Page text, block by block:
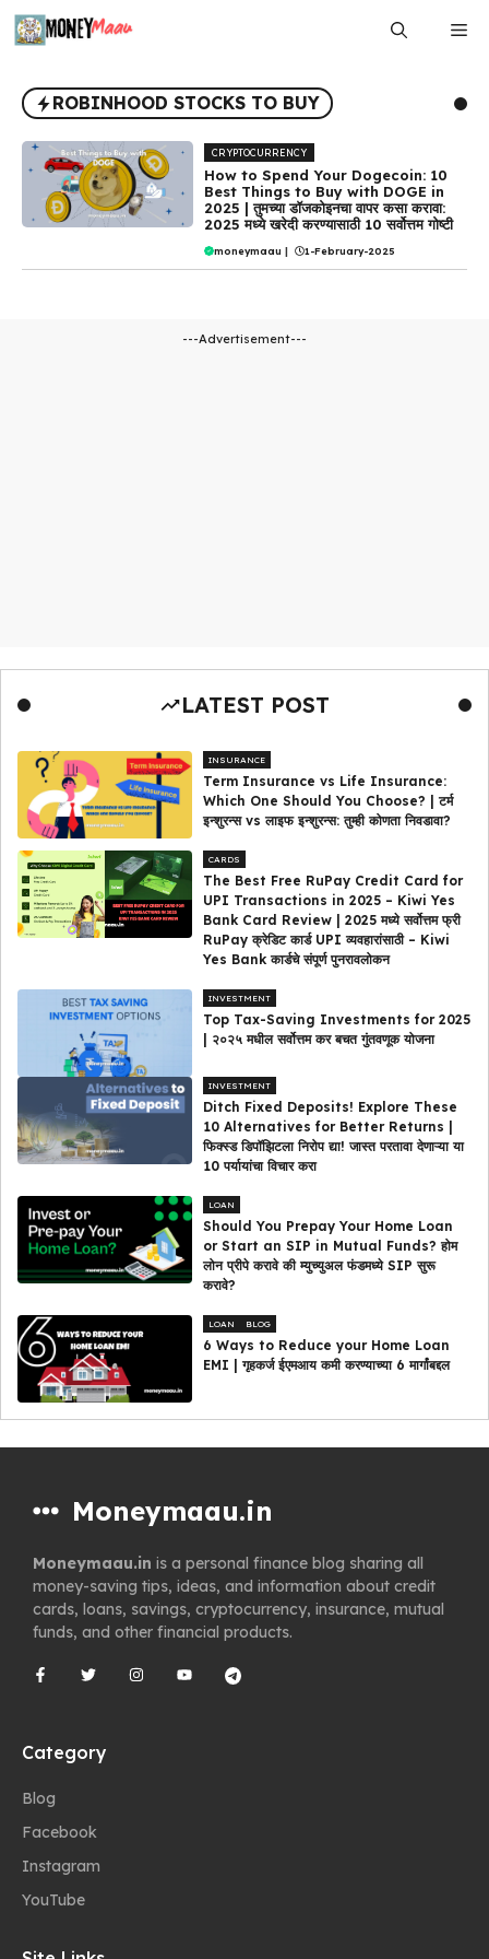
Skip
ROBINHOOD STOCKS TO BUY
CRYPTOCURRENCY
How to Spend Your Dogecoin: 10
Best Things to Buy with DOGE in
2025 | तुमच्या डॉजकोइनचा वापर कसा करावा:
2025 मध्ये खरेदी करण्यासाठी 10 सर्वोत्तम गोष्टी
moneymaau | 1-February-2025
---Advertisement---
LATEST POST
INSURANCE
Term Insurance vs Life Insurance:
Which One Should You Choose? | टर्म
इन्शुरन्स vs लाइफ इन्शुरन्स: तुम्ही कोणता निवडावा?
CARDS
The Best Free RuPay Credit Card for
UPI Transactions in 2025 – Kiwi Yes
Bank Card Review | 2025 मध्ये सर्वोत्तम फ्री
RuPay क्रेडिट कार्ड UPI व्यवहारांसाठी – Kiwi
Yes Bank कार्डचे संपूर्ण पुनरावलोकन
INVESTMENT
Top Tax-Saving Investments for 2025
| २०२५ मधील सर्वोत्तम कर बचत गुंतवणूक योजना
INVESTMENT
Ditch Fixed Deposits! Explore These
10 Alternatives for Better Returns |
फिक्स्ड डिपॉझिटला निरोप द्या! जास्त परतावा देणाऱ्या या
10 पर्यायांचा विचार करा
LOAN
Should You Prepay Your Home Loan
or Start an SIP in Mutual Funds? होम
लोन प्रीपे करावे की म्युच्युअल फंडमध्ये SIP सुरू
करावे?
LOAN BLOG
6 Ways to Reduce your Home Loan
EMI | गृहकर्ज ईएमआय कमी करण्याच्या 6 मार्गांबद्दल
Moneymaau.in
Moneymaau.in is a personal finance blog sharing all
money-saving tips, ideas, and information about credit
cards, loans, savings, cryptocurrency, insurance, mutual
funds, and other financial products.
Category
Blog
Facebook
Instagram
YouTube